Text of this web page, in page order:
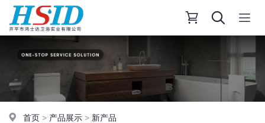
首页 > 产品展示 > 新产品